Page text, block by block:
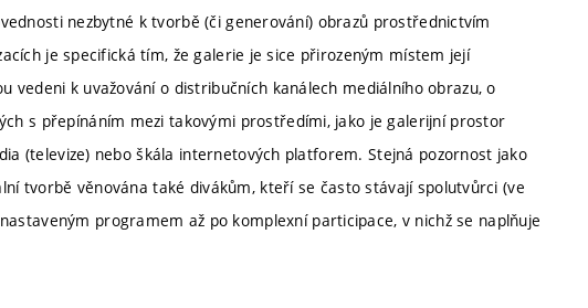
nezbytné k tvorbě (či generování) obrazů prostřednictvím
je specifická tím, že galerie je sice přirozeným místem její
vedeni k uvažování o distribučních kanálech mediálního obrazu, o
s přepínáním mezi takovými prostředími, jako je galerijní prostor
(televize) nebo škála internetových platforem. Stejná pozornost jako
tvorbě věnována také divákům, kteří se často stávají spolutvůrci (ve
programem až po komplexní participace, v nichž se naplňuje